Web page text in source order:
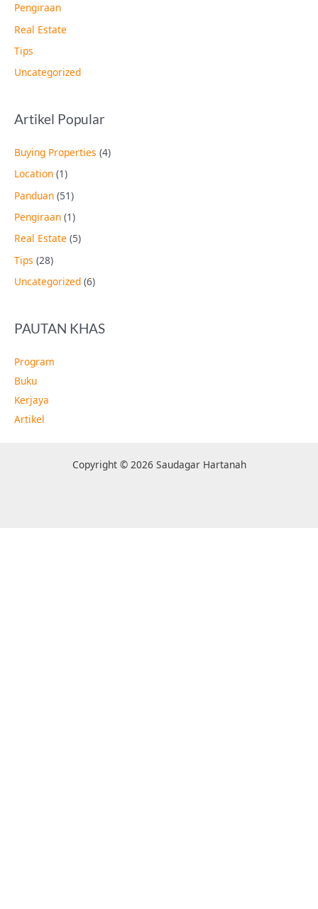
Pengiraan
Real Estate
Tips
Uncategorized
Artikel Popular
Buying Properties (4)
Location (1)
Panduan (51)
Pengiraan (1)
Real Estate (5)
Tips (28)
Uncategorized (6)
PAUTAN KHAS
Program
Buku
Kerjaya
Artikel
Copyright © 2026 Saudagar Hartanah